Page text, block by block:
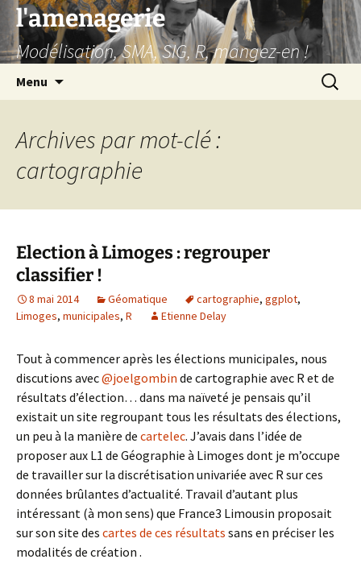
Aller
contenu
l'amenagerie
Modélisation, SMA, SIG, R, mangez-en !
Menu
Archives par mot-clé :
cartographie
Election à Limoges : regrouper
classifier !
8 mai 2014 Géomatique cartographie, ggplot,
Limoges, municipales, R Etienne Delay
Tout à commencer après les élections municipales, nous
discutions avec@joelgombin de cartographie avec R et de
résultats d’élection… dans ma naïveté je pensais qu’il
existait un site regroupant tous les résultats des élections,
un peu à la manière de cartelec. J’avais dans l’idée de
proposer aux L1 de Géographie à Limoges dont je m’occupe
de travailler sur la discrétisation univariée avec R sur ces
données brûlantes d’actualité. Travail d’autant plus
intéressant (à mon sens) que France3 Limousin proposait
sur son site des cartes de ces résultats sans en préciser les
modalités de création .